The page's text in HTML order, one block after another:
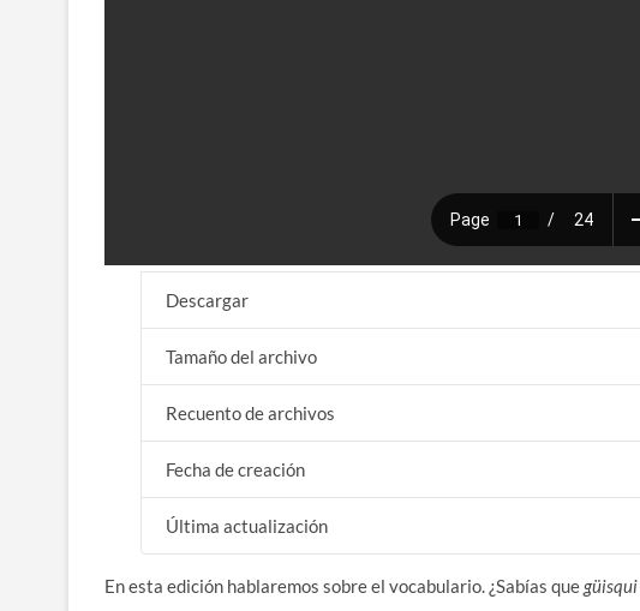
Descargar
Tamaño del archivo
Recuento de archivos
Fecha de creación
Última actualización
En esta edición hablaremos sobre el vocabulario. ¿Sabías quegüisqui